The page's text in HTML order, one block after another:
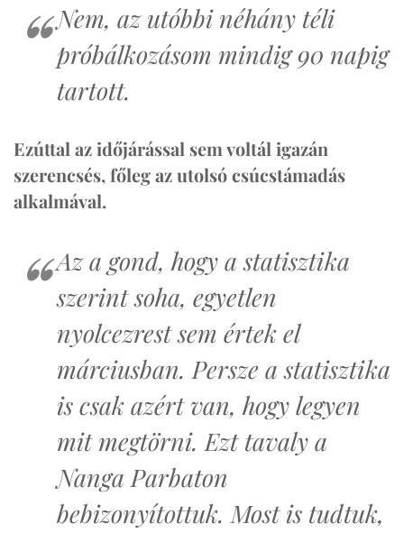
Nem, az utóbbi néhány téli
próbálkozásom mindig 90 napig
tartott.
Ezúttal az időjárással sem voltál igazán
szerencsés, főleg az utolsó csúcstámadás
alkalmával.
Az a gond, hogy a statisztika
szerint soha, egyetlen
nyolcezrest sem értek el
márciusban. Persze a statisztika
is csak azért van, hogy legyen
mit megtörni. Ezt tavaly a
Nanga Parbaton
bebizonyítottuk. Most is tudtuk,